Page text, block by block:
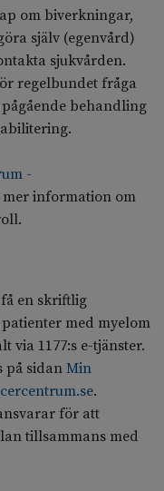
om biverkningar,
själv (egenvård)
sjukvården.
regelbundet fråga
behandling
-
information om
en skriftlig
med myelom
via 1177:s e-tjänster.
på sidan Min
.
för att
tillsammans med